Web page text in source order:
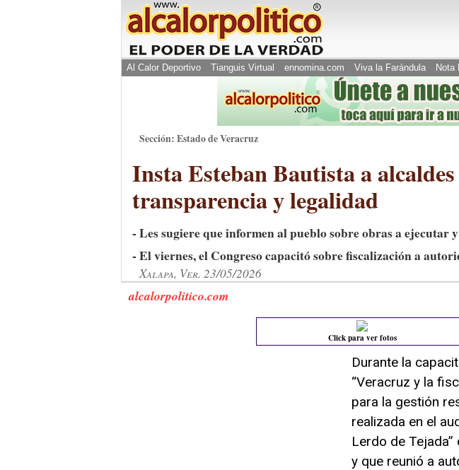
Al Calor Deportivo Tianguis Virtual ennomina.com Viva la Farándula Nota
Sección: Estado de Veracruz
Insta Esteban Bautista a
transparencia y legalidad
- Les sugiere que informen al pueblo sobre obras a ejecutar
- El viernes, el Congreso capacitó sobre fiscalización a
Xalapa, Ver. 23/05/2026
alcalorpolitico.com
Click para ver fotos
Durante la
“Veracruz y la
para la gestión
realizada en el
Lerdo de
y que reunió a